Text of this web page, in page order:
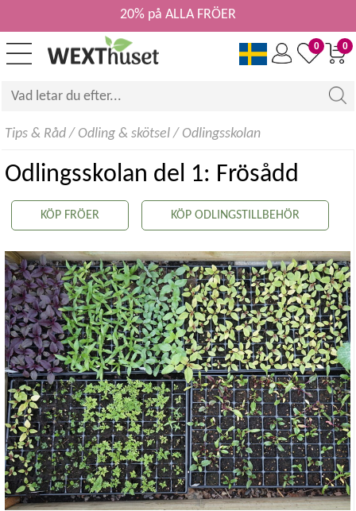
0
0
20% på ALLA FRÖER
Tips & Råd/ Odling & skötsel/ Odlingsskolan
Odlingsskolan del 1: Frösådd
KÖP FRÖER KÖP ODLINGSTILLBEHÖR